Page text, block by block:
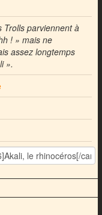
Trolls parviennent à
! » mais ne
assez longtemps
».